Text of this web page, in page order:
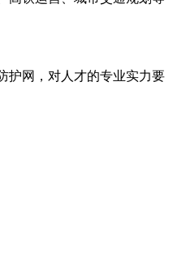
护网，对人才的专业实力要